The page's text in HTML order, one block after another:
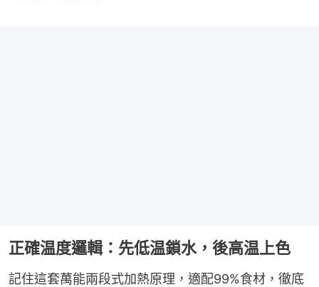
正確温度邏輯：先低温鎖水，後高温上色
記住這套萬能兩段式加熱原理，適配99%食材，徹底